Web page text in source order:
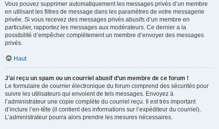
Vous pouvez supprimer automatiquement les messages privés d’un membre
en utilisant les filtres de message dans les paramètres de votre messagerie
privée. Si vous recevez des messages privés abusifs d’un membre en
particulier, rapportez les messages aux modérateurs. Ce dernier a la
possibilité d’empêcher complètement un membre d’envoyer des messages
privés.
Haut
J’ai reçu un spam ou un courriel abusif d’un membre de ce forum !
Le formulaire de courrier électronique du forum comprend des sécurités pour
suivre les utilisateurs qui envoient de tels messages. Envoyez à
l’administrateur une copie complète du courriel reçu. Il est très important
d’inclure l’en-tête (il contient des informations sur l’expéditeur du courriel).
L’administrateur pourra alors prendre les mesures nécessaires.